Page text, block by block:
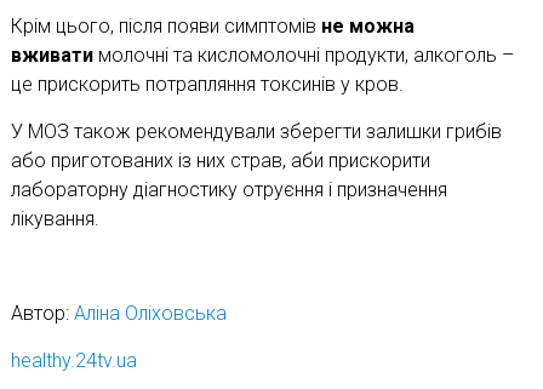
Крім цього, після появи симптомів не можна
вживатимолочні та кисломолочні продукти, алкоголь –
це прискорить потрапляння токсинів у кров.
У МОЗ також рекомендували зберегти залишки грибів
або приготованих із них страв, аби прискорити
лабораторну діагностику отруєння і призначення
лікування.
Автор: Аліна Оліховська
healthy.24tv.ua